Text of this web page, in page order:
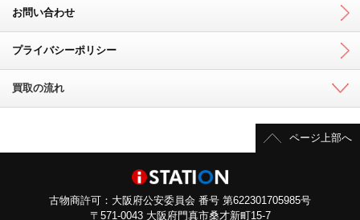
お問い合わせ
プライバシーポリシー
買取の流れ
ページ上部へ
古物商許可：大阪府公安委員会 番号 第622301705985号
〒571-0043 大阪府門真市桑才新町15-7